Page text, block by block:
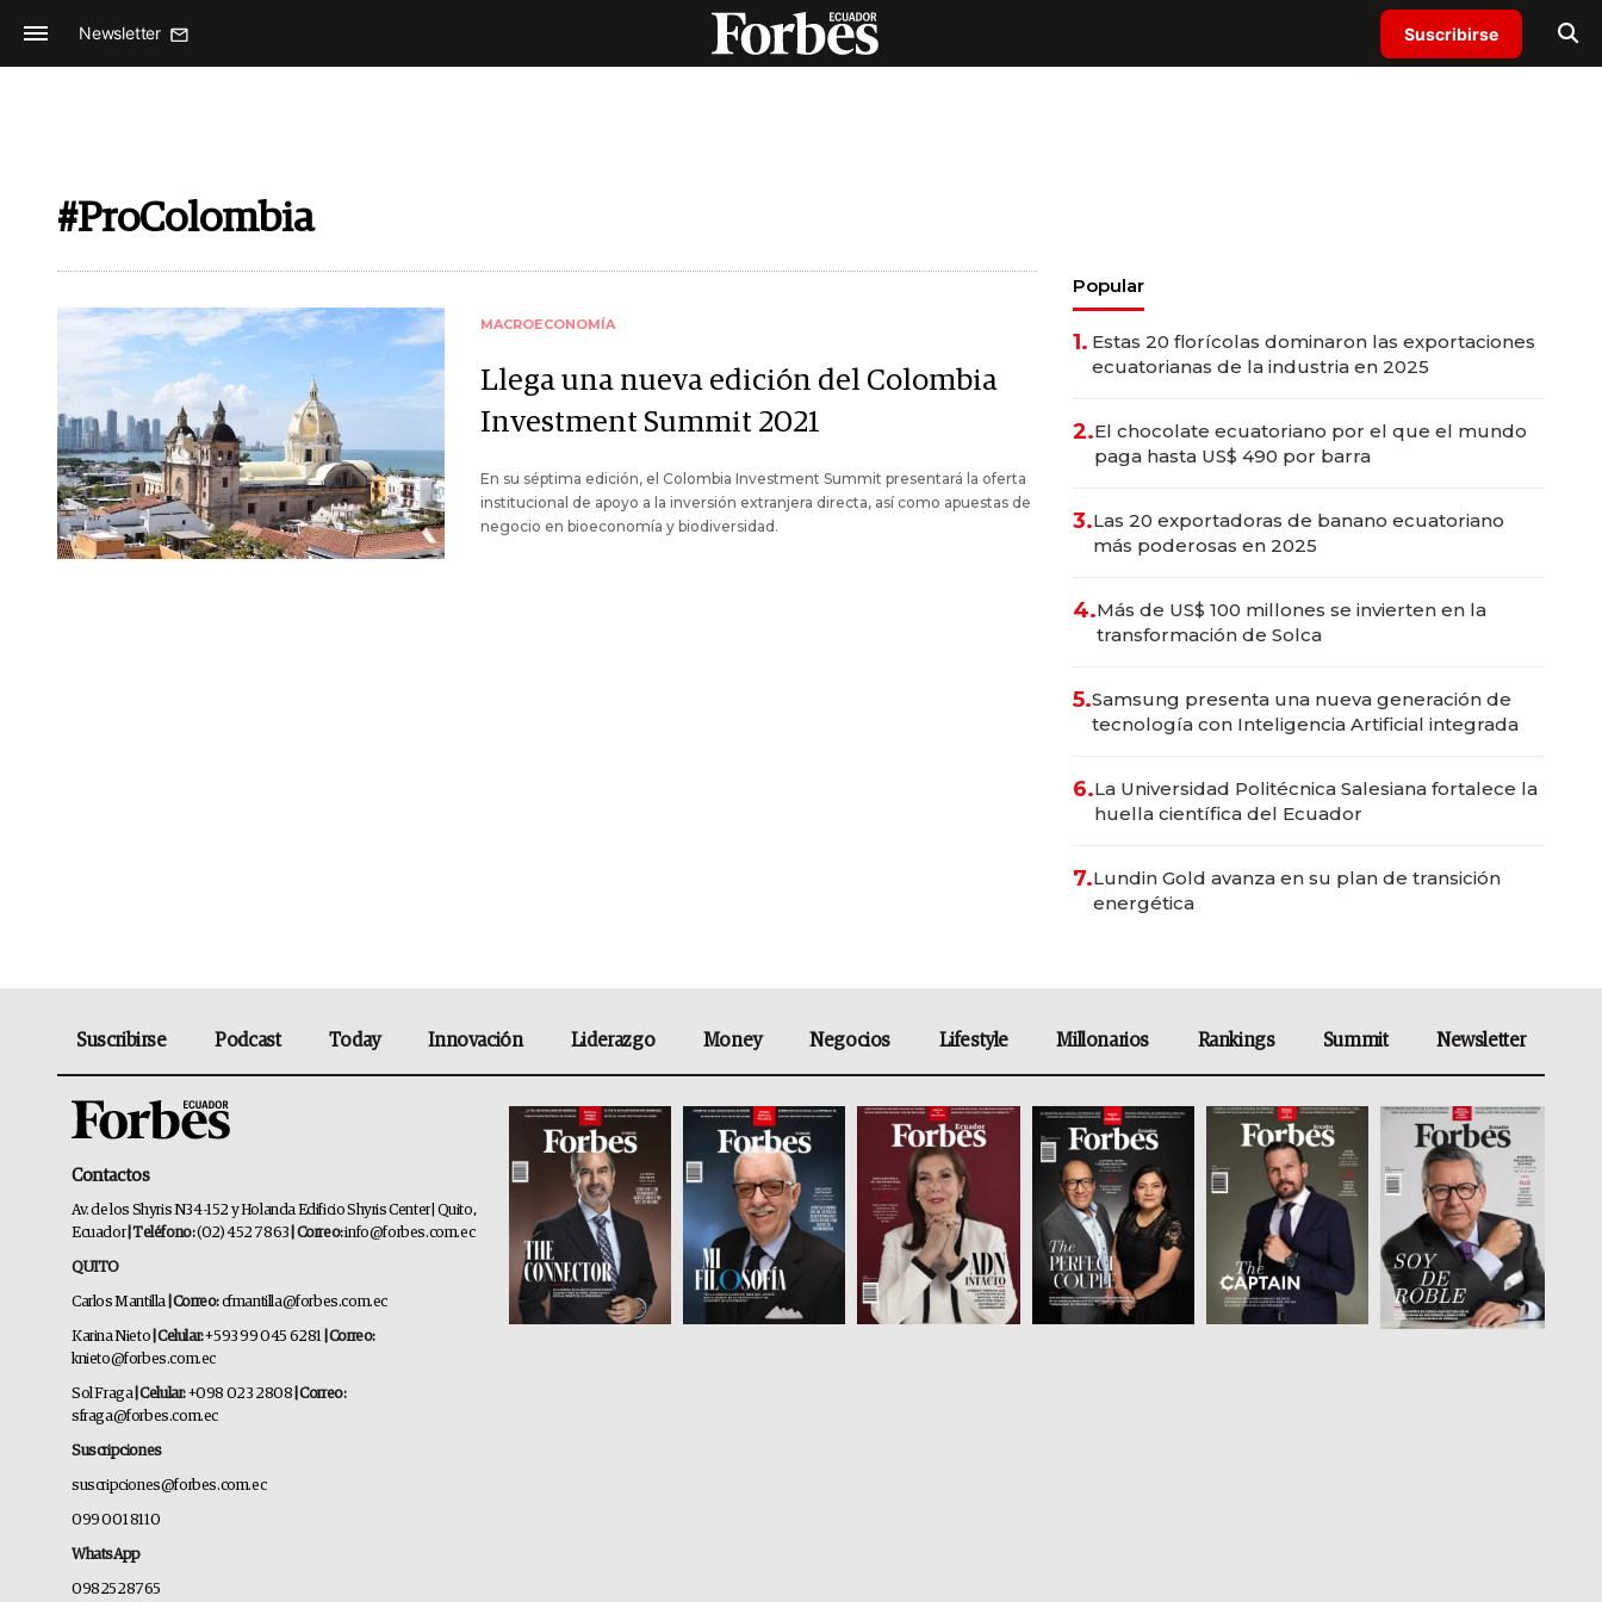
Newsletter Suscribirse
#ProColombia
MACROECONOMÍA
Llega una nueva edición del Colombia
Investment Summit 2021
En su séptima edición, el Colombia Investment Summit presentará la oferta
institucional de apoyo a la inversión extranjera directa, así como apuestas de
negocio en bioeconomía y biodiversidad.
Popular
1. Estas 20 florícolas dominaron las exportaciones
ecuatorianas de la industria en 2025
2.El chocolate ecuatoriano por el que el mundo
paga hasta US$ 490 por barra
3.Las 20 exportadoras de banano ecuatoriano
más poderosas en 2025
4.Más de US$ 100 millones se invierten en la
transformación de Solca
5.Samsung presenta una nueva generación de
tecnología con Inteligencia Artificial integrada
6.La Universidad Politécnica Salesiana fortalece la
huella científica del Ecuador
7.Lundin Gold avanza en su plan de transición
energética
Suscribirse Podcast Today Innovación Liderazgo Money Negocios Lifestyle Millonarios Rankings Summit Newsletter
Contactos
Av. de los Shyris N34-152 y Holanda Edificio Shyris Center | Quito,
Ecuador | Teléfono:(02) 452 7863 | Correo:info@forbes.com.ec
QUITO
Carlos Mantilla | Correo:cfmantilla@forbes.com.ec
Karina Nieto | Celular:+593 99 045 6281 | Correo:
knieto@forbes.com.ec
Sol Fraga| Celular:+098 023 2808 | Correo:
sfraga@forbes.com.ec
Suscripciones
suscripciones@forbes.com.ec
099 001 8110
WhatsApp
0982528765